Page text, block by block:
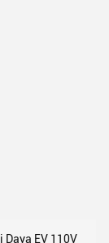
Daya EV 110V